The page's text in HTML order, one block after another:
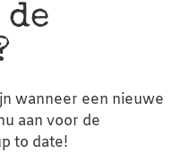
wanneer een nieuwe
aan voor de
to date!